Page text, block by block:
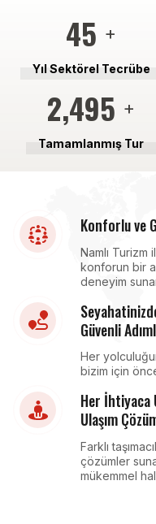
46 +
Yıl Sektörel Tecrübe
2,570 +
Tamamlanmış Tur
Konforlu ve
Namlı
konforun bir
deneyim
Güvenli
Her
bizim için
Her İhtiyaca
Ulaşım
Farklı
çözümler
mükemmel